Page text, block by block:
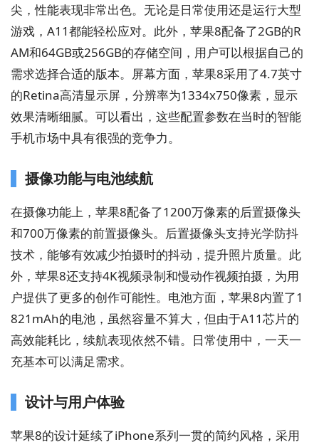
尖，性能表现非常出色。无论是日常使用还是运行大型
游戏，A11都能轻松应对。此外，苹果8配备了2GB的R
AM和64GB或256GB的存储空间，用户可以根据自己的
需求选择合适的版本。屏幕方面，苹果8采用了4.7英寸
的Retina高清显示屏，分辨率为1334x750像素，显示
效果清晰细腻。可以看出，这些配置参数在当时的智能
手机市场中具有很强的竞争力。
摄像功能与电池续航
在摄像功能上，苹果8配备了1200万像素的后置摄像头
和700万像素的前置摄像头。后置摄像头支持光学防抖
技术，能够有效减少拍摄时的抖动，提升照片质量。此
外，苹果8还支持4K视频录制和慢动作视频拍摄，为用
户提供了更多的创作可能性。电池方面，苹果8内置了1
821mAh的电池，虽然容量不算大，但由于A11芯片的
高效能耗比，续航表现依然不错。日常使用中，一天一
充基本可以满足需求。
设计与用户体验
苹果8的设计延续了iPhone系列一贯的简约风格，采用